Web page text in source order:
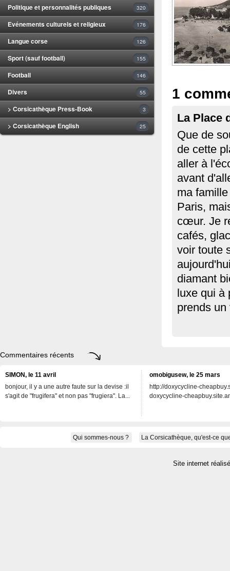
Politique et personnalités publiques 320
Evénements culturels et religieux 176
Langue corse 126
Sport (sauf football) 155
Football 146
Divers 55
> Corsicathèque Press-Book 3
> Corsicathèque English 25
1
La Place
Que de
de cette
aller à
avant
ma
Paris,
cœur. Je
cafés,
voir toute
diamant
luxe qui
prends
Commentaires récents
SIMON, le 11 avril
bonjour, il y a une autre faute sur la devise :il
s'agit de "frugifera" et non pas "frugiera". La...
omobigusew, le 25 mars
http://doxycycline-
doxycycline-
Qui sommes-nous ? La Corsicathèque, qu'est-ce
Site internet